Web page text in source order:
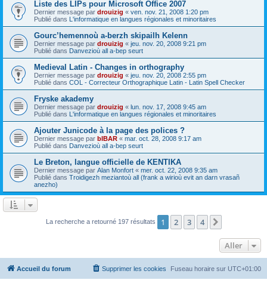
Liste des LIPs pour Microsoft Office 2007
Dernier message par drouizig « ven. nov. 21, 2008 1:20 pm
Publié dans L'informatique en langues régionales et minoritaires
Gourc’hemennoù a-berzh skipailh Kelenn
Dernier message par drouizig « jeu. nov. 20, 2008 9:21 pm
Publié dans Danvezioù all a-bep seurt
Medieval Latin - Changes in orthography
Dernier message par drouizig « jeu. nov. 20, 2008 2:55 pm
Publié dans COL - Correcteur Orthographique Latin - Latin Spell Checker
Fryske akademy
Dernier message par drouizig « lun. nov. 17, 2008 9:45 am
Publié dans L'informatique en langues régionales et minoritaires
Ajouter Junicode à la page des polices ?
Dernier message par bIBAR « mar. oct. 28, 2008 9:17 am
Publié dans Danvezioù all a-bep seurt
Le Breton, langue officielle de KENTIKA
Dernier message par Alan Monfort « mer. oct. 22, 2008 9:35 am
Publié dans Troidigezh meziantoù all (frank a wirioù evit an darn vrasañ
anezho)
La recherche a retourné 197 résultats 1 2 3 4
Aller
Accueil du forum Fuseau horaire sur UTC+01:00
Supprimer les cookies